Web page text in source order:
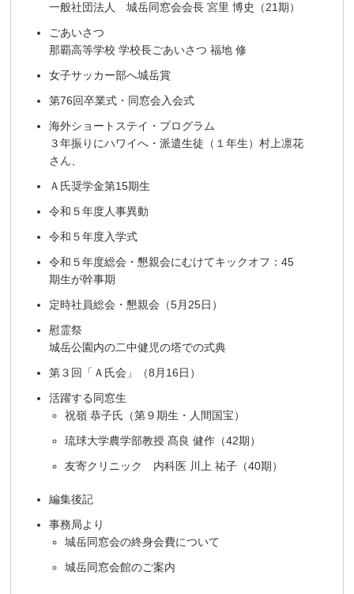
一般社団法人 城岳同窓会会長 宮里 博史（21期）
ごあいさつ
那覇高等学校 学校長ごあいさつ 福地 修
女子サッカー部へ城岳賞
第76回卒業式・同窓会入会式
海外ショートステイ・プログラム
３年振りにハワイへ・派遣生徒（１年生）村上凛花
さん、
Ａ氏奨学金第15期生
令和５年度人事異動
令和５年度入学式
令和５年度総会・懇親会にむけてキックオフ：45
期生が幹事期
定時社員総会・懇親会（5月25日）
慰霊祭
城岳公園内の二中健児の塔での式典
第３回「Ａ氏会」（8月16日）
活躍する同窓生
祝嶺 恭子氏（第９期生・人間国宝）
琉球大学農学部教授 髙良 健作（42期）
友寄クリニック 内科医 川上 祐子（40期）
編集後記
事務局より
城岳同窓会の終身会費について
城岳同窓会館のご案内